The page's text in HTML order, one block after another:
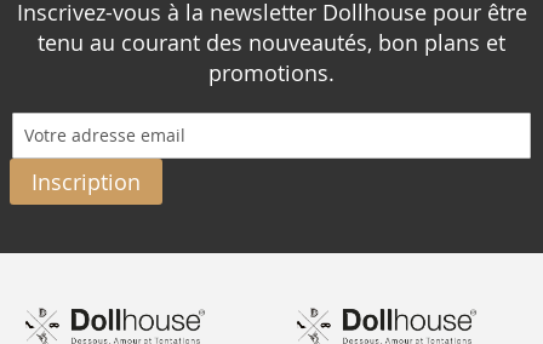
Inscrivez-vous à la newsletter Dollhouse pour être
tenu au courant des nouveautés, bon plans et
promotions.
Inscription